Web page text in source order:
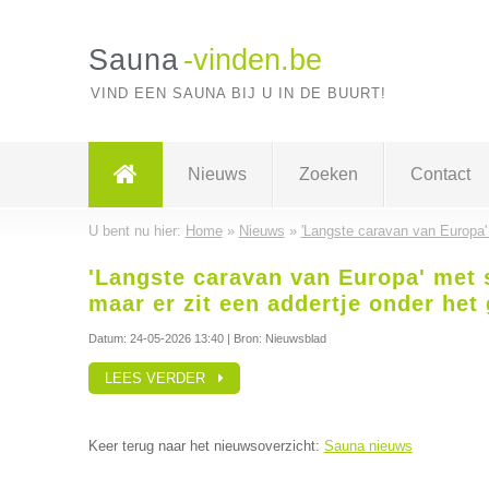
Sauna -vinden.be
VIND EEN SAUNA BIJ U IN DE BUURT!
Nieuws Zoeken Contact
U bent nu hier: Home» Nieuws » 'Langste caravan van
'Langste caravan van Europa'
maar er zit een addertje onder het
Datum: 24-05-2026 13:40| Bron: Nieuwsblad
LEES VERDER
Keer terug naar het nieuwsoverzicht: Sauna nieuws